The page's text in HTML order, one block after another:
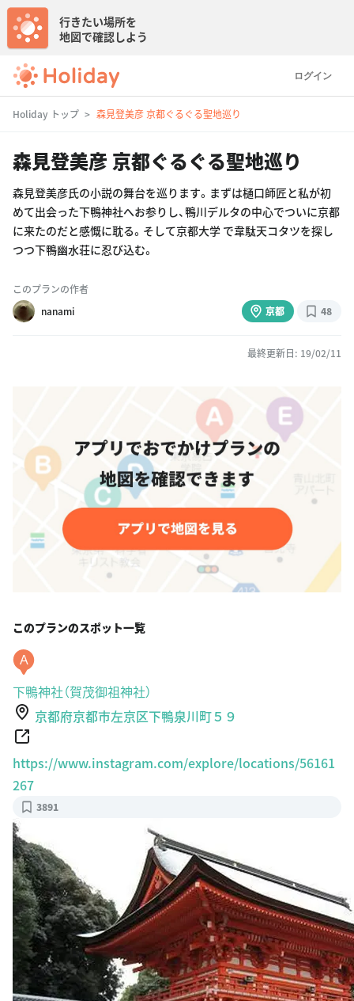
ログイン
行きたい場所を
地図で確認しよう
Holiday トップ 森見登美彦 京都ぐるぐる聖地巡り
森見登美彦 京都ぐるぐる聖地巡り
森見登美彦氏の小説の舞台を巡ります。まずは樋口師匠と私が初
めて出会った下鴨神社へお参りし、鴨川デルタの中心でついに京都
に来たのだと感慨に耽る。そして京都大学 で韋駄天コタツを探し
つつ下鴨幽水荘に忍び込む。
このプランの作者
nanami
京都 48
最終更新日: 19/02/11
このプランのスポット一覧
A
下鴨神社（賀茂御祖神社）
京都府京都市左京区下鴨泉川町５９
https://www.instagram.com/explore/locations/56161
267
3891